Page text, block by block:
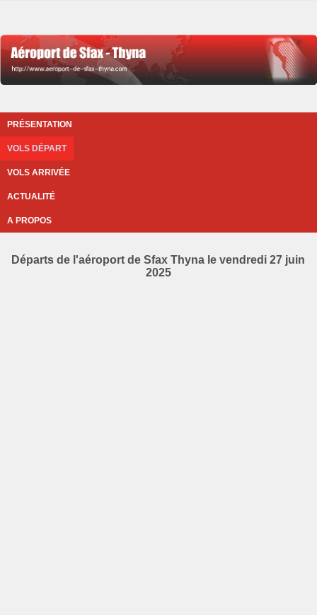
PRÉSENTATION
VOLS DÉPART
VOLS ARRIVÉE
ACTUALITÉ
A PROPOS
Départs de l'aéroport de Sfax Thyna le vendredi 27 juin
2025